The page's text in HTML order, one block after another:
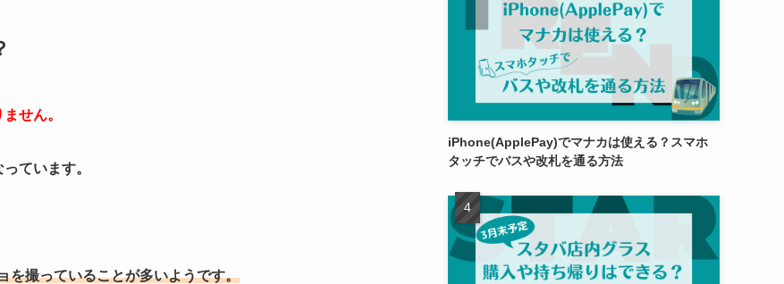
せん。
ています。
を撮っていることが多いようです。
iPhone(ApplePay)でマナカは使える？スマホ
タッチでバスや改札を通る方法